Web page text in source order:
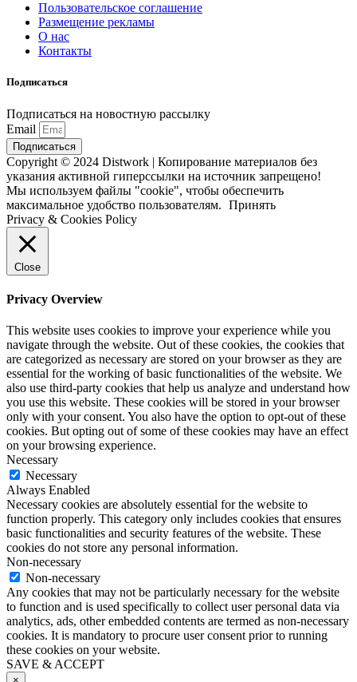
Пользовательское соглашение
Размещение рекламы
О нас
Контакты
Подписаться
Подписаться на новостную рассылку
Email
Подписаться
Copyright © 2024 Distwork | Копирование материалов без
указания активной гиперссылки на источник запрещено!
Мы используем файлы "cookie", чтобы обеспечить
максимальное удобство пользователям. Принять
Privacy & Cookies Policy
Close
Privacy Overview
This website uses cookies to improve your experience while you
navigate through the website. Out of these cookies, the cookies that
are categorized as necessary are stored on your browser as they are
essential for the working of basic functionalities of the website. We
also use third-party cookies that help us analyze and understand how
you use this website. These cookies will be stored in your browser
only with your consent. You also have the option to opt-out of these
cookies. But opting out of some of these cookies may have an effect
on your browsing experience.
Necessary
Necessary
Always Enabled
Necessary cookies are absolutely essential for the website to
function properly. This category only includes cookies that ensures
basic functionalities and security features of the website. These
cookies do not store any personal information.
Non-necessary
Non-necessary
Any cookies that may not be particularly necessary for the website
to function and is used specifically to collect user personal data via
analytics, ads, other embedded contents are termed as non-necessary
cookies. It is mandatory to procure user consent prior to running
these cookies on your website.
SAVE & ACCEPT